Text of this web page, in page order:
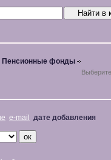
Пенсионные фонды
e-mail дате добавления